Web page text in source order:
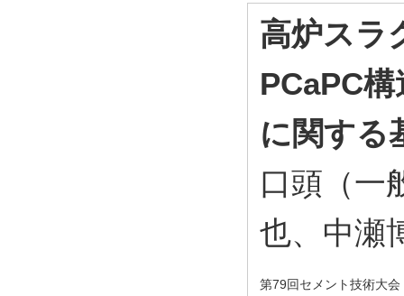
高炉スラ
PCaPC
に関する
口頭（一
也、中瀬
第79回セメント技術大